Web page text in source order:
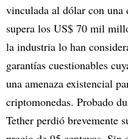
vinculada al dólar con una
supera los US$ 70 mil
la industria lo han
garantías cuestionables
una amenaza existencial
criptomonedas. Probado
Tether perdió brevemente